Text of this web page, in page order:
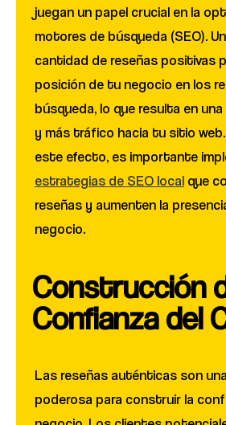
juegan un papel crucial en la
motores de búsqueda (SEO).
cantidad de reseñas positivas
posición de tu negocio en los
búsqueda, lo que resulta en
y más tráfico hacia tu sitio
este efecto, es importante
estrategias de SEO local que
reseñas y aumenten la
negocio.
Construcción
Confianza del
Las reseñas auténticas son
poderosa para construir la